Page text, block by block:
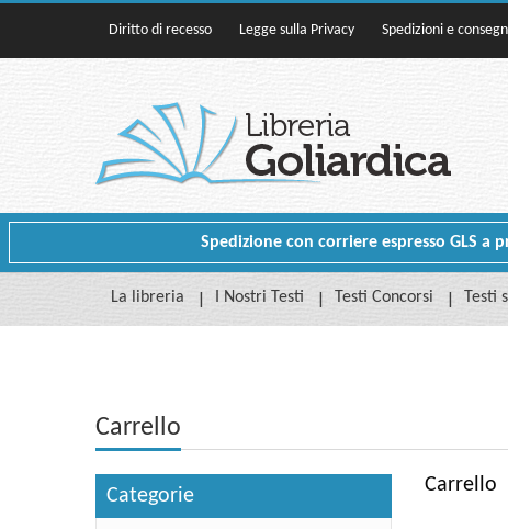
Diritto di recesso Legge sulla Privacy Spedizioni e
Spedizione con corriere espresso GLS
La libreria I Nostri Testi Testi Concorsi Testi
Carrello
Categorie Carrello